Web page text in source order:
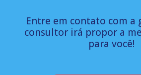
Entre em contato com a
consultor irá propor a
para você!